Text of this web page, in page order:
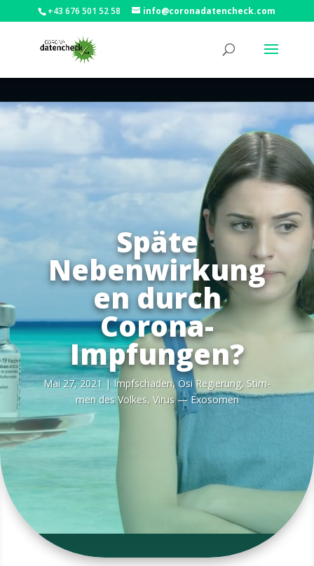
+43 676 501 52 58 info@coronadatencheck.com
Späte
Nebenwirkung
en durch
Corona-
Impfungen?
Mai 27, 2021 |Impf­scha­den,Ösi Regie­rung, Stim­
men des Vol­kes, Virus — Exosomen